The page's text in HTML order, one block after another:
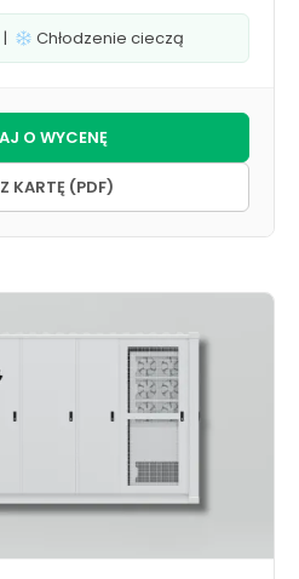
Chłodzenie cieczą
O WYCENĘ
KARTĘ (PDF)